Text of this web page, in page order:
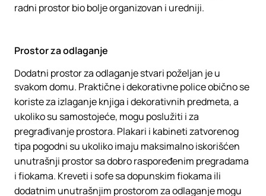
radni prostor bio bolje organizovan i uredniji.
Prostor za odlaganje
Dodatni prostor za odlaganje stvari poželjan je u
svakom domu. Praktične i dekorativne police obično se
koriste za izlaganje knjiga i dekorativnih predmeta, a
ukoliko su samostojeće, mogu poslužiti i za
pregrađivanje prostora. Plakari i kabineti zatvorenog
tipa pogodni su ukoliko imaju maksimalno iskorišćen
unutrašnji prostor sa dobro raspoređenim pregradama
i fiokama. Kreveti i sofe sa dopunskim fiokama ili
dodatnim unutrašnjim prostorom za odlaganje mogu